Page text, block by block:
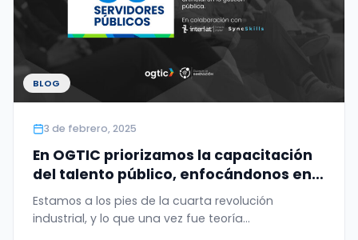
BLOG
3 de febrero, 2025
En OGTIC priorizamos la capacitación
del talento público, enfocándonos en
formación en gobierno digital e
inteligencia artificial.
Estamos a los pies de la cuarta revolución
industrial, y lo que una vez fue teoría…